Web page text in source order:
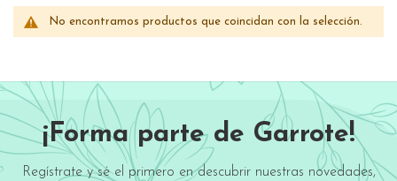
No encontramos productos que coincidan con la selección.
¡Forma parte de Garrote!
Regístrate y sé el primero en descubrir nuestras novedades,